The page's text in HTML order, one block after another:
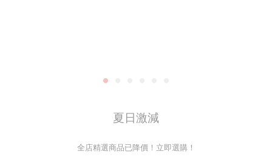
夏日激減
全店精選商品已降價！立即選購！